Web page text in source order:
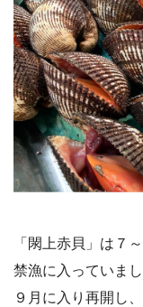
「閖上赤貝」は７
禁漁に入っていまし
９月に入り再開し